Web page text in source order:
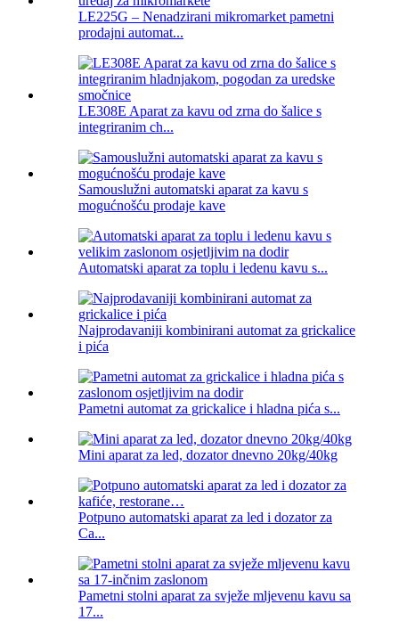
LE225G – Nenadzirani mikromarket pametni
prodajni automat...
LE308E Aparat za kavu od zrna do šalice s
integriranim ch...
Samouslužni automatski aparat za kavu s
mogućnošću prodaje kave
Automatski aparat za toplu i ledenu kavu s...
Najprodavaniji kombinirani automat za grickalice
i pića
Pametni automat za grickalice i hladna pića s...
Mini aparat za led, dozator dnevno 20kg/40kg
Potpuno automatski aparat za led i dozator za
Ca...
Pametni stolni aparat za svježe mljevenu kavu sa
17...